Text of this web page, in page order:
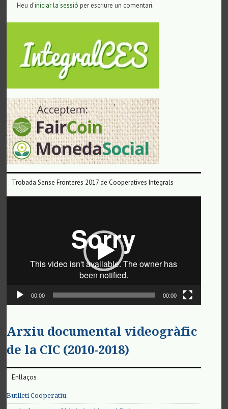
Heu d'iniciar la sessió per escriure un comentari.
Trobada Sense Fronteres 2017 de Cooperatives Integrals
00:00 00:00
Arxiu documental videogràfic
de la CIC (2010-2018)
Enllaços
Butlletí Cooperatiu